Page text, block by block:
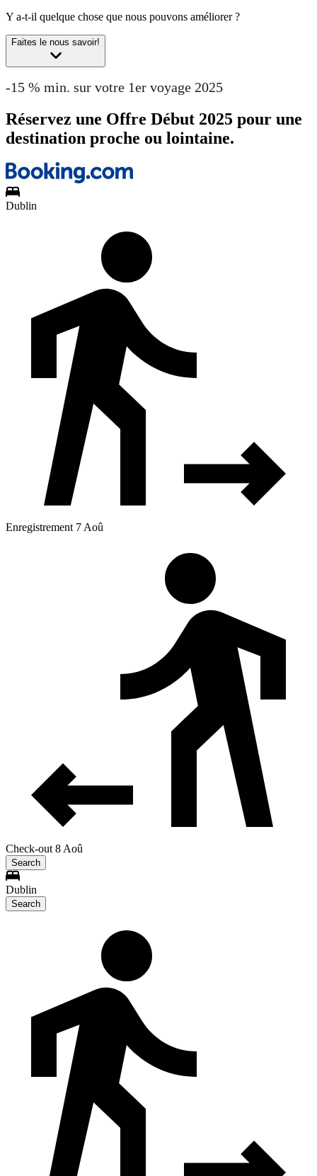
Y a-t-il quelque chose que nous pouvons améliorer ?
Faites le nous savoir!
-15 % min. sur votre 1er voyage 2025
Réservez une Offre Début 2025 pour une
destination proche ou lointaine.
Dublin
Enregistrement 7 Aoû
Check-out 8 Aoû
Search
Dublin
Search